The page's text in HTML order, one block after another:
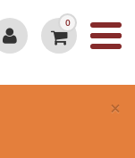
0
×